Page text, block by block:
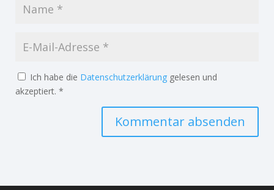
Ich habe die Datenschutzerklärung gelesen und
akzeptiert. *